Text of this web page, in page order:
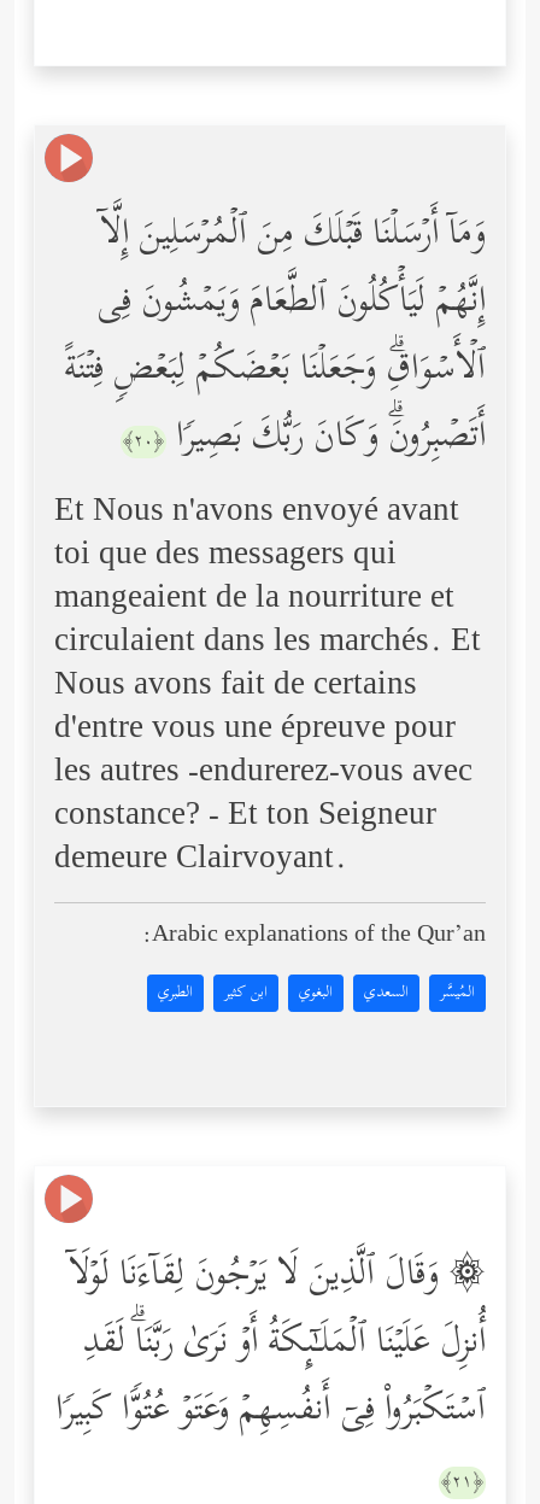
وَمَاۤ أَرۡسَلۡنَا قَبۡلَكَ مِنَ ٱلۡمُرۡسَلِینَ إِلَّاۤ
إِنَّهُمۡ لَیَأۡكُلُونَ ٱلطَّعَامَ وَیَمۡشُونَ فِی
ٱلۡأَسۡوَاقِۗ وَجَعَلۡنَا بَعۡضَكُمۡ لِبَعۡضࣲ فِتۡنَةً
أَتَصۡبِرُونَۗ وَكَانَ رَبُّكَ بَصِیرࣰا ﴿٢٠﴾
Et Nous n'avons envoyé avant
toi que des messagers qui
mangeaient de la nourriture et
circulaient dans les marchés. Et
Nous avons fait de certains
d'entre vous une épreuve pour
les autres -endurerez-vous avec
constance? - Et ton Seigneur
demeure Clairvoyant.
Arabic explanations of the Qur’an:
المُيسَّر السعدي البغوي ابن كثير الطبري
۞ وَقَالَ ٱلَّذِینَ لَا یَرۡجُونَ لِقَاۤءَنَا لَوۡلَاۤ
أُنزِلَ عَلَیۡنَا ٱلۡمَلَـٰۤىِٕكَةُ أَوۡ نَرَىٰ رَبَّنَاۗ لَقَدِ
ٱسۡتَكۡبَرُواْ فِیۤ أَنفُسِهِمۡ وَعَتَوۡ عُتُوࣰّا كَبِیرࣰا
﴿٢١﴾